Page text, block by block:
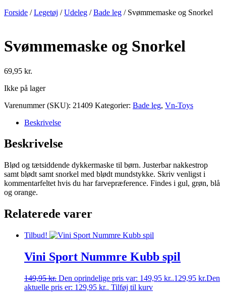
Forside /Legetøj /Udeleg /Bade leg / Svømmemaske og Snorkel
Svømmemaske og Snorkel
69,95 kr.
Ikke på lager
Varenummer (SKU): 21409 Kategorier: Bade leg, Vn-Toys
Beskrivelse
Beskrivelse
Blød og tætsiddende dykkermaske til børn. Justerbar nakkestrop
samt blødt samt snorkel med blødt mundstykke. Skriv venligst i
kommentarfeltet hvis du har farvepræference. Findes i gul, grøn, blå
og orange.
Relaterede varer
Tilbud!
Vini Sport Nummre Kubb spil
149,95kr. Den oprindelige pris var: 149,95 kr..129,95 kr.Den
aktuelle pris er: 129,95 kr.. Tilføj til kurv